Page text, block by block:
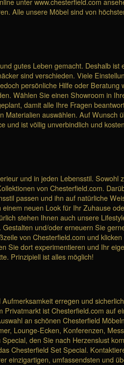
Alle unsere Möbel sind von
gutes Leben gemacht. Deshalb
sind verschieden. Viele
persönliche Hilfe oder
Wählen Sie einen Showroom in
damit alle Ihre Fragen
Materialien auswählen. Auf
und ist völlig unverbindlich und
und in jeden Lebensstil. Sowohl
von Chesterfield.com.
passen und ihn auf natürliche
neuen Look für Ihr Zuhause
stehen Ihnen auch unsere
und/oder erneuern Sie
von Chesterfield.com und
Sie dort experimentieren und Ihr
Prinzipiell ist alles möglich!
erregen und
ist Chesterfield.com auf
an schönen Chesterfield
Lounge-Ecken, Konferenzen,
den Sie nach Herzenslust
Chesterfield Set Special.
einzigartigen, umfassendsten und